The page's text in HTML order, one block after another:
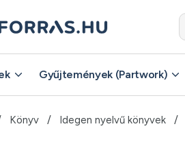
Gyűjtemények (Partwork)
Könyv Idegen nyelvű könyvek